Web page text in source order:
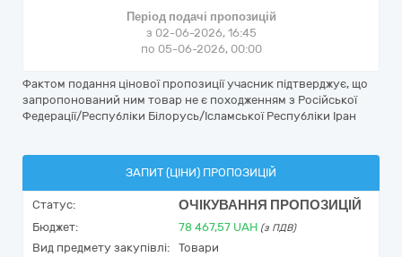
Період подачі пропозицій
з 02-06-2026, 16:45
по 05-06-2026, 00:00
Фактом подання цінової пропозиції учасник підтверджує, що
запропонований ним товар не є походженням з Російської
Федерації/Республіки Білорусь/Ісламської Республіки Іран
ЗАПИТ (ЦІНИ) ПРОПОЗИЦІЙ
Статус: ОЧІКУВАННЯ ПРОПОЗИЦІЙ
Бюджет: 78 467,57 UAH (з ПДВ)
Вид предмету закупівлі:
Товари